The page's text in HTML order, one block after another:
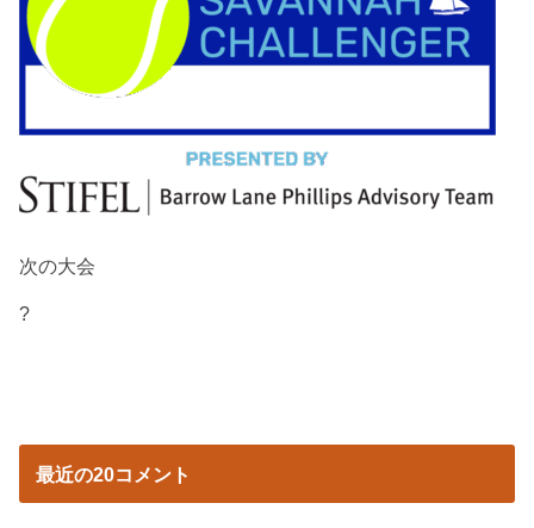
次の大会
?
最近の20コメント